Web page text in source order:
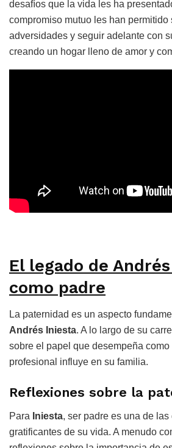
desafíos que la vida les ha
compromiso mutuo les han permitido
adversidades y seguir adelante con
creando un hogar lleno de amor y
El legado de
como padre
La paternidad es un aspecto
Andrés Iniesta. A lo largo de su
sobre el papel que desempeña
profesional influye en su familia.
Reflexiones sobre la
Para Iniesta, ser padre es una de
gratificantes de su vida. A menudo